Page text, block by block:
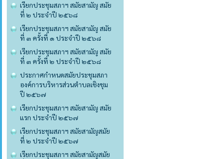
เรียกประชุมสภาฯ สมัยสามัญ สมัย
ที่ ๒ ประจำปี ๒๕๖๘
เรียกประชุมสภาฯ สมัยสามัญ สมัย
ที่ ๓ ครั้งที่ ๑ ประจำปี ๒๕๖๘
เรียกประชุมสภาฯ สมัยสามัญ สมัย
ที่ ๓ ครั้งที่ ๒ ประจำปี ๒๕๖๘
ประกาศกำหนดสมัยประชุมสภา
องค์การบริหารส่วนตำบลเชิงชุม
ปี ๒๕๖๗
เรียกประชุมสภาฯ สมัยสามัญ สมัย
แรก ประจำปี ๒๕๖๗
เรียกประชุมสภาฯ สมัยสามัญสมัย
ที่ ๒ ประจำปี ๒๕๖๗
เรียกประชุมสภาฯ สมัยสามัญสมัย